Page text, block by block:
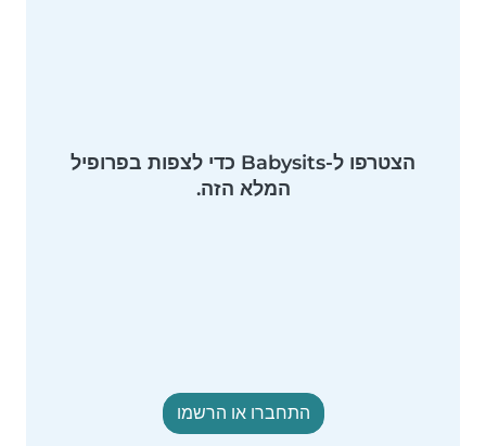
הצטרפו ל-Babysits כדי לצפות בפרופיל
המלא הזה.
התחברו או הרשמו